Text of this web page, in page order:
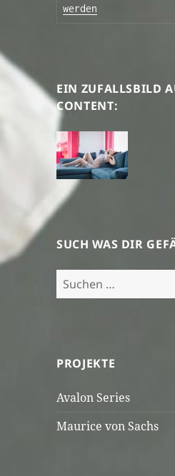
werden
EIN ZUFALLSBILD
CONTENT:
SUCH WAS DIR
Suchen
nach:
PROJEKTE
Avalon Series
Maurice von Sachs